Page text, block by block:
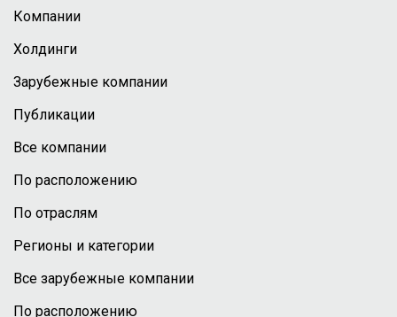
Компании
Холдинги
Зарубежные компании
Публикации
Все компании
По расположению
По отраслям
Регионы и категории
Все зарубежные компании
По расположению